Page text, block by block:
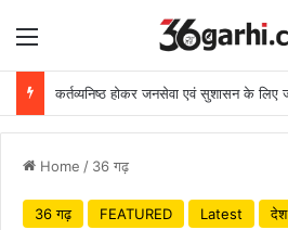
Menu
Home / 36 गढ़
36 गढ़ FEATURED Latest